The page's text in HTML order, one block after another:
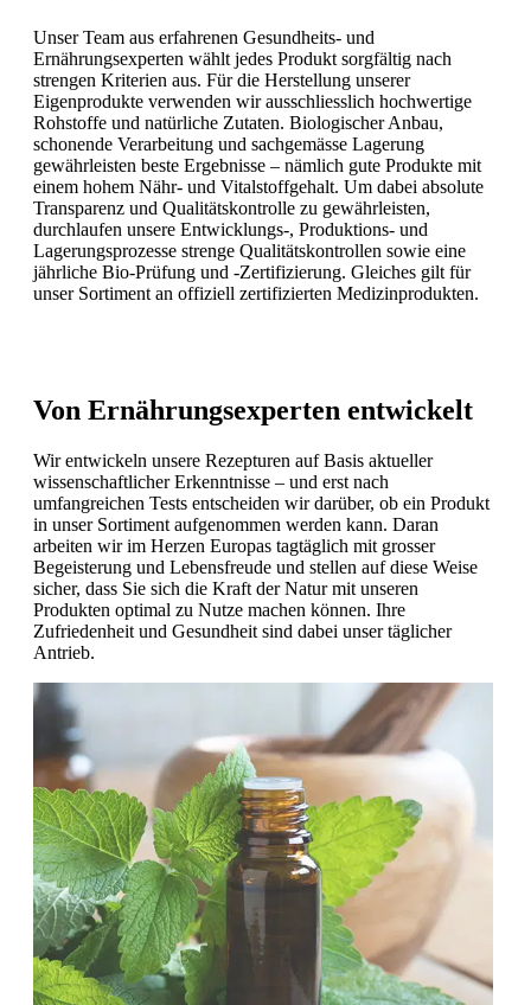
Unser Team aus erfahrenen Gesundheits- und
Ernährungsexperten wählt jedes Produkt sorgfältig nach
strengen Kriterien aus. Für die Herstellung unserer
Eigenprodukte verwenden wir ausschliesslich hochwertige
Rohstoffe und natürliche Zutaten. Biologischer Anbau,
schonende Verarbeitung und sachgemässe Lagerung
gewährleisten beste Ergebnisse – nämlich gute Produkte mit
einem hohem Nähr- und Vitalstoffgehalt. Um dabei absolute
Transparenz und Qualitätskontrolle zu gewährleisten,
durchlaufen unsere Entwicklungs-, Produktions- und
Lagerungsprozesse strenge Qualitätskontrollen sowie eine
jährliche Bio-Prüfung und -Zertifizierung. Gleiches gilt für
unser Sortiment an offiziell zertifizierten Medizinprodukten.
Von Ernährungsexperten entwickelt
Wir entwickeln unsere Rezepturen auf Basis aktueller
wissenschaftlicher Erkenntnisse – und erst nach
umfangreichen Tests entscheiden wir darüber, ob ein Produkt
in unser Sortiment aufgenommen werden kann. Daran
arbeiten wir im Herzen Europas tagtäglich mit grosser
Begeisterung und Lebensfreude und stellen auf diese Weise
sicher, dass Sie sich die Kraft der Natur mit unseren
Produkten optimal zu Nutze machen können. Ihre
Zufriedenheit und Gesundheit sind dabei unser täglicher
Antrieb.